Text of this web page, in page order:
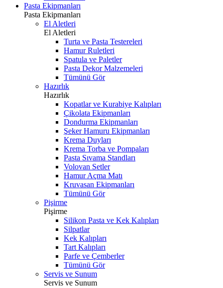
Pasta Ekipmanları
Pasta Ekipmanları
El Aletleri
El Aletleri
Turta ve Pasta Testereleri
Hamur Ruletleri
Spatula ve Paletler
Pasta Dekor Malzemeleri
Tümünü Gör
Hazırlık
Hazırlık
Kopatlar ve Kurabiye Kalıpları
Çikolata Ekipmanları
Dondurma Ekipmanları
Şeker Hamuru Ekipmanları
Krema Duyları
Krema Torba ve Pompaları
Pasta Sıvama Standları
Volovan Setler
Hamur Açma Matı
Kruvasan Ekipmanları
Tümünü Gör
Pişirme
Pişirme
Silikon Pasta ve Kek Kalıpları
Silpatlar
Kek Kalıpları
Tart Kalıpları
Parfe ve Çemberler
Tümünü Gör
Servis ve Sunum
Servis ve Sunum